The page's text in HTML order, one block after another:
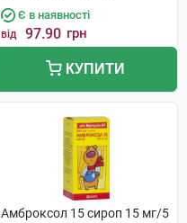
Є в наявності
від 97.90 грн
КУПИТИ
Амброксол 15 сироп 15 мг/5